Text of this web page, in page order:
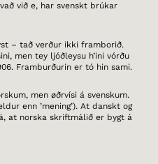
við e, har svenskt brúkar
– tað verður ikki framborið.
men tey ljóðleysu h’ini vórðu
Framburðurin er tó hin sami.
men øðrvísi á svenskum.
enn ’mening’). At danskt og
at norska skriftmálið er bygt á